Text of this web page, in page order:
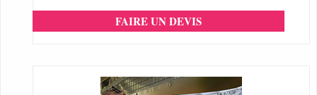
FAIRE UN DEVIS